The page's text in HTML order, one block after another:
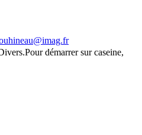
démarrer sur caseine,